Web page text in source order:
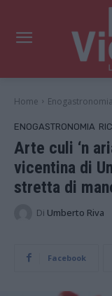
Home Enogastronomia
ENOGASTRONOMIA
Arte culi ‘n
vicentina di
stretta di
Di Umberto Riva
Facebook